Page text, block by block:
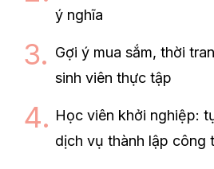
ý nghĩa
Gợi ý mua sắm, thời
sinh viên thực tập
Học viên khởi nghiệp:
dịch vụ thành lập công